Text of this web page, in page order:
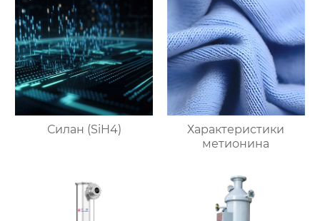
Силан (SiH4)
Характеристики
метионина